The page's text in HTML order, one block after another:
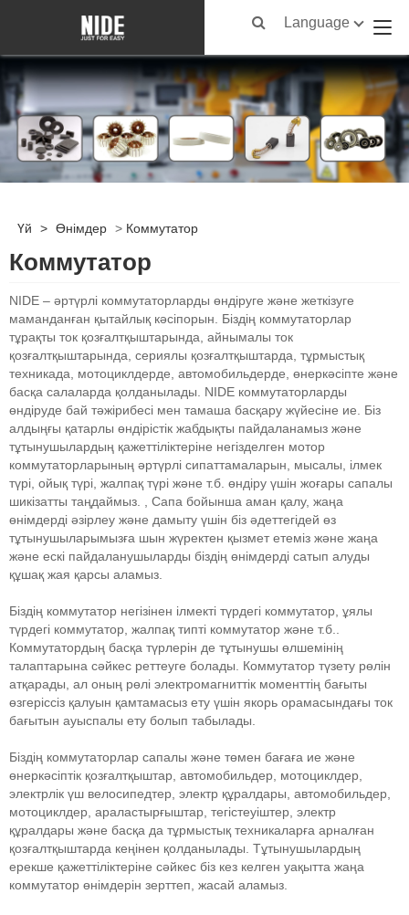
Language
Үй > Өнімдер > Коммутатор
Коммутатор
NIDE – әртүрлі коммутаторларды өндіруге және жеткізуге
маманданған қытайлық кәсіпорын. Біздің коммутаторлар
тұрақты ток қозғалтқыштарында, айнымалы ток
қозғалтқыштарында, сериялы қозғалтқыштарда, тұрмыстық
техникада, мотоциклдерде, автомобильдерде, өнеркәсіпте және
басқа салаларда қолданылады. NIDE коммутаторларды
өндіруде бай тәжірибесі мен тамаша басқару жүйесіне ие. Біз
алдыңғы қатарлы өндірістік жабдықты пайдаланамыз және
тұтынушылардың қажеттіліктеріне негізделген мотор
коммутаторларының әртүрлі сипаттамаларын, мысалы, ілмек
түрі, ойық түрі, жалпақ түрі және т.б. өндіру үшін жоғары сапалы
шикізатты таңдаймыз. , Сапа бойынша аман қалу, жаңа
өнімдерді әзірлеу және дамыту үшін біз әдеттегідей өз
тұтынушыларымызға шын жүректен қызмет етеміз және жаңа
және ескі пайдаланушыларды біздің өнімдерді сатып алуды
құшақ жая қарсы аламыз.
Біздің коммутатор негізінен ілмекті түрдегі коммутатор, ұялы
түрдегі коммутатор, жалпақ типті коммутатор және т.б..
Коммутатордың басқа түрлерін де тұтынушы өлшемінің
талаптарына сәйкес реттеуге болады. Коммутатор түзету рөлін
атқарады, ал оның рөлі электромагниттік моменттің бағыты
өзгеріссіз қалуын қамтамасыз ету үшін якорь орамасындағы ток
бағытын ауыспалы ету болып табылады.
Біздің коммутаторлар сапалы және төмен бағаға ие және
өнеркәсіптік қозғалтқыштар, автомобильдер, мотоциклдер,
электрлік үш велосипедтер, электр құралдары, автомобильдер,
мотоциклдер, араластырғыштар, тегістеуіштер, электр
құралдары және басқа да тұрмыстық техникаларға арналған
қозғалтқыштарда кеңінен қолданылады. Тұтынушылардың
ерекше қажеттіліктеріне сәйкес біз кез келген уақытта жаңа
коммутатор өнімдерін зерттеп, жасай аламыз.